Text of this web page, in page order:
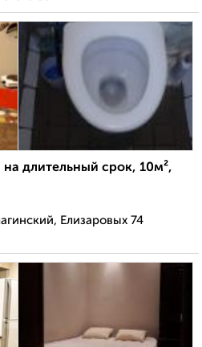
длительный срок, 10м²,
Елизаровых 74